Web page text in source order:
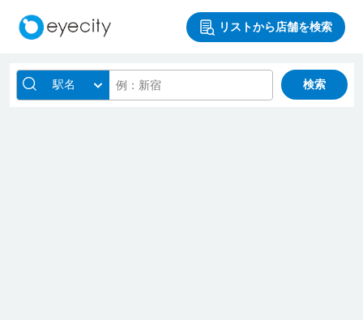
リストから店舗を検索
駅名 検索